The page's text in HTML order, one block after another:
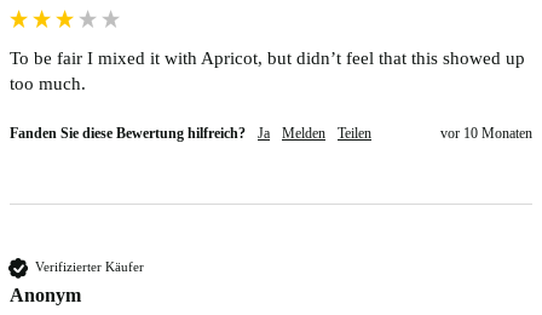
To be fair I mixed it with Apricot, but didn’t feel that this showed up
too much.
Fanden Sie diese Bewertung hilfreich? Ja Melden Teilen vor 10 Monaten
Verifizierter Käufer
Anonym